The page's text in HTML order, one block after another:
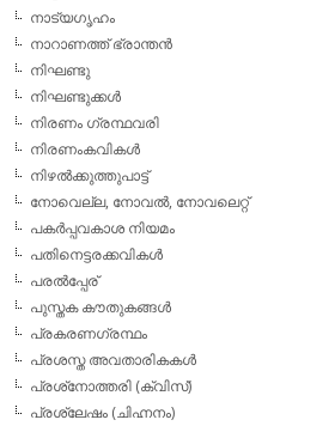
നാട്യഗൃഹം
നാറാണത്ത് ഭ്രാന്തന്‍
നിഘണ്ടു
നിഘണ്ടുക്കള്‍
നിരണം ഗ്രന്ഥവരി
നിരണംകവികള്‍
നിഴല്‍ക്കുത്തുപാട്ട്
നോവെല്ല, നോവല്‍, നോവലെറ്റ്
പകര്‍പ്പവകാശ നിയമം
പതിനെട്ടരക്കവികള്‍
പരല്‍പ്പേര്
പുസ്തക കൗതുകങ്ങള്‍
പ്രകരണഗ്രന്ഥം
പ്രശസ്ത അവതാരികകള്‍
പ്രശ്‌നോത്തരി (ക്വിസ്)
പ്രശ്ലേഷം (ചിഹ്നനം)